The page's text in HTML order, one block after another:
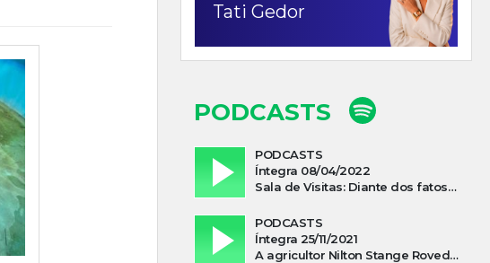
Tati Gedor
PODCASTS
PODCASTS
Íntegra 08/04/2022
Sala de Visitas: Diante dos fatos que influenciam a economia o que podemos esperar de 2022
PODCASTS
Íntegra 25/11/2021
A agricultor Nilton Stange Roveda, afirma ter recebido ajuda espiritual durante acidente